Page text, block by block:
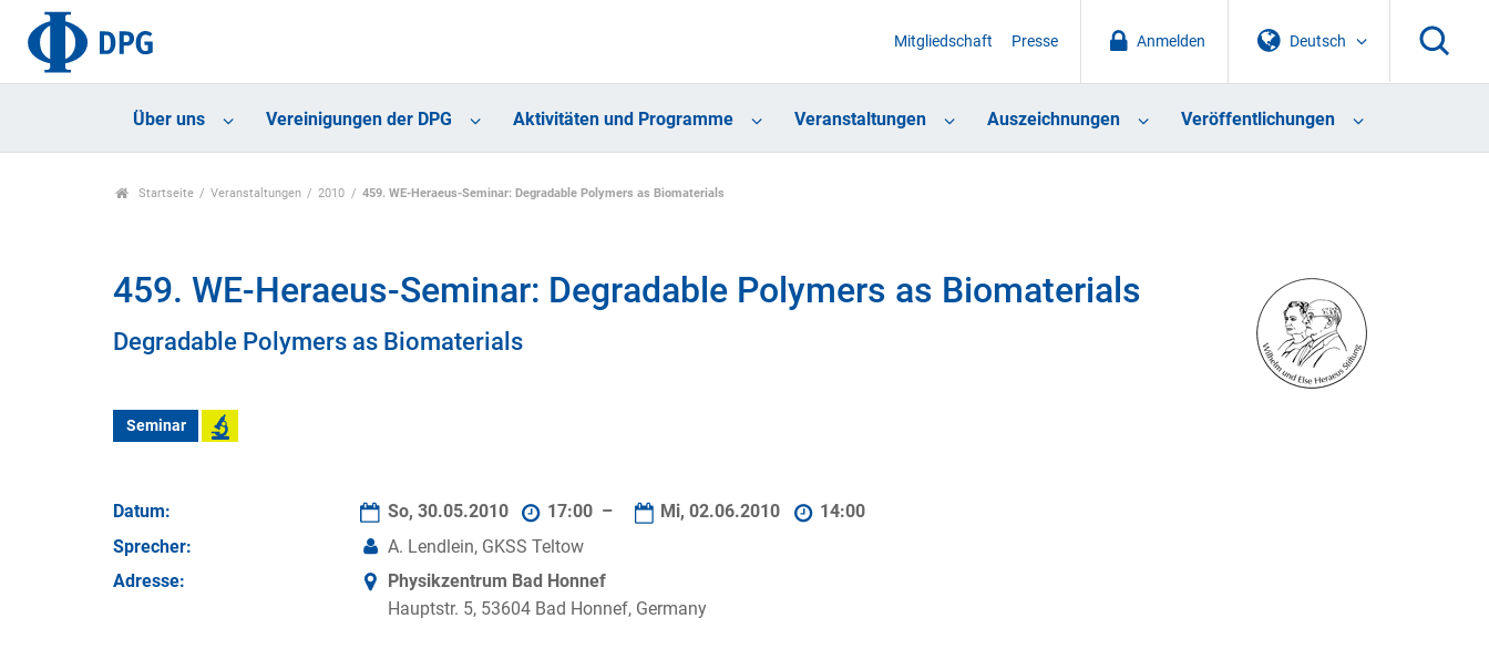
Deutsch
Anmelden
Mitgliedschaft Presse
Über uns Vereinigungen der DPG Aktivitäten und Programme Veranstaltungen Auszeichnungen Veröffentlichungen
Startseite Veranstaltungen 2010 459. WE-Heraeus-Seminar: Degradable Polymers as Biomaterials
459. WE-Heraeus-Seminar: Degradable Polymers as Biomaterials
Degradable Polymers as Biomaterials
Seminar
Datum: So, 30.05.2010 17:00 – Mi, 02.06.2010
14:00
Sprecher:
A. Lendlein, GKSS Teltow
Adresse:
Physikzentrum Bad Honnef
Hauptstr. 5, 53604 Bad Honnef, Germany